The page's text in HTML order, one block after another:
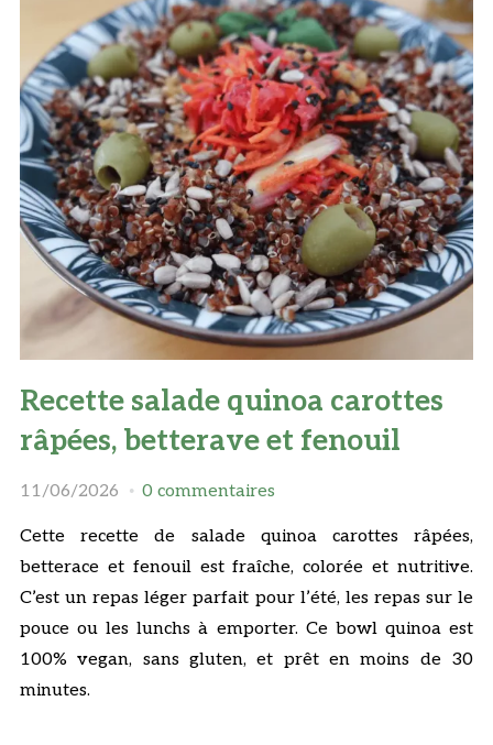
Recette salade quinoa carottes
râpées, betterave et fenouil
11/06/2026 0 commentaires
Cette recette de salade quinoa carottes râpées,
betterace et fenouil est fraîche, colorée et nutritive.
C’est un repas léger parfait pour l’été, les repas sur le
pouce ou les lunchs à emporter. Ce bowl quinoa est
100% vegan, sans gluten, et prêt en moins de 30
minutes.